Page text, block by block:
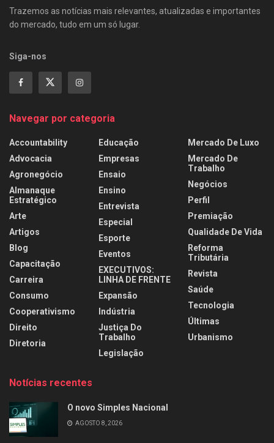
Trazemos as notícias mais relevantes, atualizadas e importantes
do mercado, tudo em um só lugar.
Siga-nos
Navegar por categoria
Accountability
Advocacia
Agronegócio
Almanaque
Estratégico
Arte
Artigos
Blog
Capacitação
Carreira
Consumo
Cooperativismo
Direito
Diretoria
Educação
Empresas
Ensaio
Ensino
Entrevista
Especial
Esporte
Eventos
EXECUTIVOS:
LINHA DE FRENTE
Expansão
Indústria
Justiça Do
Trabalho
Legislação
Mercado De Luxo
Mercado De
Trabalho
Negócios
Perfil
Premiação
Qualidade De Vida
Reforma
Tributária
Revista
Saúde
Tecnologia
Últimas
Urbanismo
Notícias recentes
O novo Simples Nacional
AGOSTO 8, 2026